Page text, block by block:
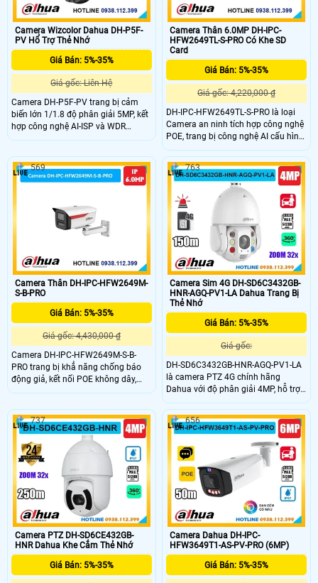
Camera Wizcolor Dahua DH-P5F-
PV Hổ Trợ Thẻ Nhớ
Giá Bán: 5%-35%
Giá gốc: Liên Hệ
Camera DH-P5F-PV trang bị cảm
biến lớn 1/1.8 độ phân giải 5MP, kết
hợp công nghệ AI-ISP và WDR
120dB cho hình ảnh rõ nét cả ngày
sáng. Tầm xa ánh sáng ấm đến
30m cho phép thu hình màu ban
đêm. Chức năng thông minh như
Camera Thân 6.0MP DH-IPC-
HFW2649TL-S-PRO Có Khe SD
Card
Giá Bán: 5%-35%
Giá gốc: 4,220,000 ₫
DH-IPC-HFW2649TL-S-PRO là loại
Camera an ninh tích hợp công nghệ
POE, trang bị công nghệ AI cấu hình
chống báo động giả bằng thuật
toán deep learning. Với trang bị
Chống Ngược Sáng DWDR, H.265+
và công nghệ ánh sáng kép thông
minh, camera cung cấp hình ảnh rõ
nét hơn, tải hình ảnh nhanh hơn và
chất lượng tốt mọi lúc.
Camera Thân DH-IPC-HFW2649M-
S-B-PRO
Giá Bán: 5%-35%
Giá gốc: 4,430,000 ₫
Camera DH-IPC-HFW2649M-S-B-
PRO trang bị khẳ năng chống báo
động giả, kết nối POE không dây,
hình ảnh 6.0 MP chất lượng cao.
đêm full color trong khoảng cách
50m, tích hợp công nghệ SMD PLUS
và AI thông minh. Dễ dàng nâng
cấp hệ thống và chống ngược sáng
DWDR.
569
Camera Sim 4G DH-SD6C3432GB-
HNR-AGQ-PV1-LA Dahua Trang Bị
Thẻ Nhớ
Giá Bán: 5%-35%
Giá gốc:
DH-SD6C3432GB-HNR-AGQ-PV1-LA
là camera PTZ 4G chính hãng
Dahua với độ phân giải 4MP, hỗ trợ
zoom quang 32x, phát hiện người
và phương tiện chính xác. Camera
tích hợp hồng ngoại tầm xa 150m,
có màu ban đêm trong phạm vi
50m, khả năng quay xoay 360 độ
linh hoạt. Camera hỗ trợ báo động
thông minh khe thẻ nhớ đến 512GB
và đạt chuẩn chống nước IP66 phù
hợp lắp ngoài trời.
763
Camera PTZ DH-SD6CE432GB-
HNR Dahua Khe Cắm Thẻ Nhớ
Giá Bán: 5%-35%
737
Camera Dahua DH-IPC-
HFW3649T1-AS-PV-PRO (6MP)
Giá Bán: 5%-35%
656